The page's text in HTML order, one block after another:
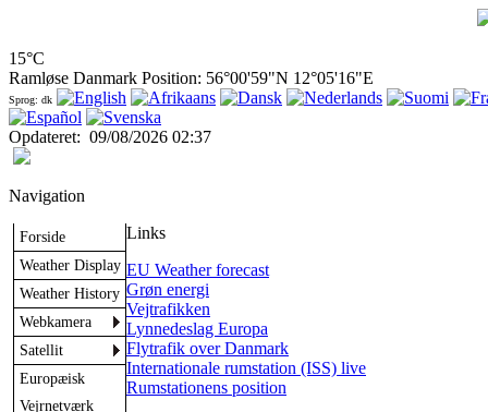
15°C
Ramløse Danmark Position: 56°00'59"N 12°05'16"E
Sprog: dk
Opdateret: 09/08/2026 02:37
Navigation
Forside
Weather Display
Weather History
Webkamera
Satellit
Europæisk
Vejrnetværk
Links
EU Weather forecast
Grøn energi
Vejtrafikken
Lynnedeslag Europa
Flytrafik over Danmark
Internationale rumstation (ISS) live
Rumstationens position